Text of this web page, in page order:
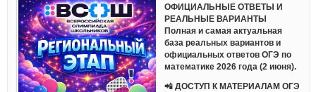
ОФИЦИАЛЬНЫЕ ОТВЕТЫ И
РЕАЛЬНЫЕ ВАРИАНТЫ
Полная и самая актуальная
база реальных вариантов и
официальных ответов ОГЭ по
математике 2026 года (2 июня).
📲 ДОСТУП К МАТЕРИАЛАМ ОГЭ